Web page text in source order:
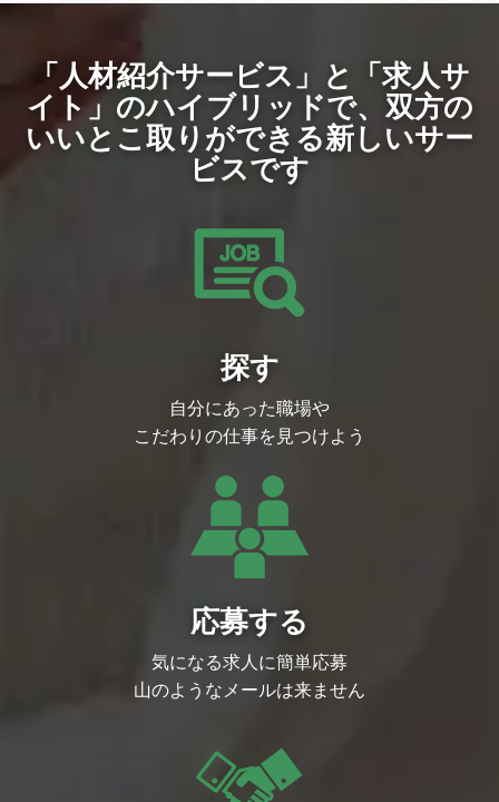
「人材紹介サービス」と「求人サ
イト」のハイブリッドで、双方の
いいとこ取りができる新しいサー
ビスです
探す
自分にあった職場や
こだわりの仕事を見つけよう
応募する
気になる求人に簡単応募
山のようなメールは来ません